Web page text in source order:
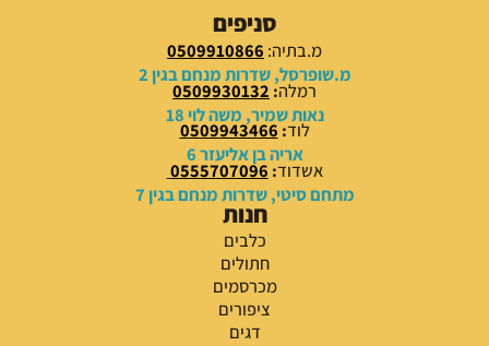
סניפים
מ.בתיה: 0509910866
מ.שופרסל, שדרות מנחם בגין 2
רמלה:
0509930132
נאות שמיר, משה לוי 18
לוד:
0509943466
אריה בן אליעזר 6
אשדוד:
0555707096
מתחם סיטי, שדרות מנחם בגין 7
חנות
כלבים
חתולים
מכרסמים
ציפורים
דגים